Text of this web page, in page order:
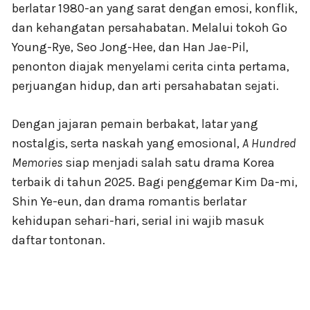
berlatar 1980-an yang sarat dengan emosi, konflik,
dan kehangatan persahabatan. Melalui tokoh Go
Young-Rye, Seo Jong-Hee, dan Han Jae-Pil,
penonton diajak menyelami cerita cinta pertama,
perjuangan hidup, dan arti persahabatan sejati.
Dengan jajaran pemain berbakat, latar yang
nostalgis, serta naskah yang emosional,A Hundred
Memories siap menjadi salah satu drama Korea
terbaik di tahun 2025. Bagi penggemar Kim Da-mi,
Shin Ye-eun, dan drama romantis berlatar
kehidupan sehari-hari, serial ini wajib masuk
daftar tontonan.